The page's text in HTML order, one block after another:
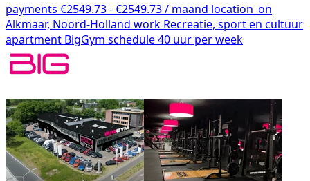
payments €2549.73 - €2549.73 / maand location_on
Alkmaar, Noord-Holland work Recreatie, sport en cultuur
apartment BigGym schedule40 uur per week